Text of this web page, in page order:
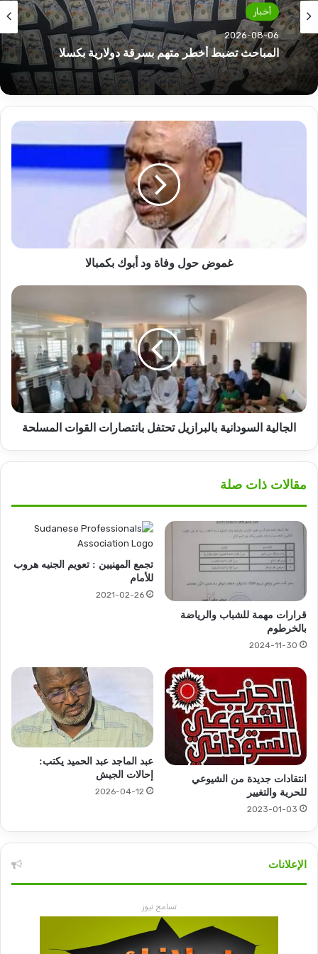
أخبار
2026-08-06
المباحث تضبط أخطر متهم بسرقة دولارية بكسلا
غموض
بكمبالا
غموض حول وفاة ود أبوك بكمبالا
الجالية
بانتصارات
المسلحة
الجالية السودانية بالبرازيل تحتفل بانتصارات القوات المسلحة
مقالات ذات صلة
قرارات مهمة للشباب والرياضة
بالخرطوم
2024-11-30
تجمع المهنيين : تعويم الجنيه هروب
للأمام
2021-02-26
انتقادات جديدة من الشيوعي
للحرية والتغيير
2023-01-03
عبد الماجد عبد الحميد يكتب:
إحالات الجيش
2026-04-12
الإعلانات
تسامح نيوز